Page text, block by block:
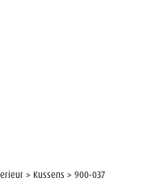
> Kussens > 900-037